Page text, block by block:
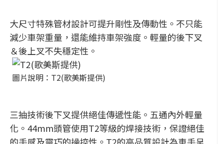
大尺寸特殊管材設計可提升剛性及傳動性。不只能
減少車架重量，還能維持車架強度。輕量的後下叉
＆後上叉不失穩定性。
圖片說明：T2(歌美斯提供)
三抽技術後下叉提供絕佳傳遞性能。五通內外輕量
化。44mm頭管使用T2等級的焊接技術，保證絕佳